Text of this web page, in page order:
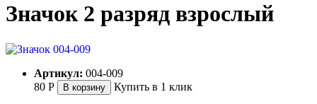
Значок 2 разряд взрослый
Артикул: 004-009
80 Р В корзину Купить в 1 клик